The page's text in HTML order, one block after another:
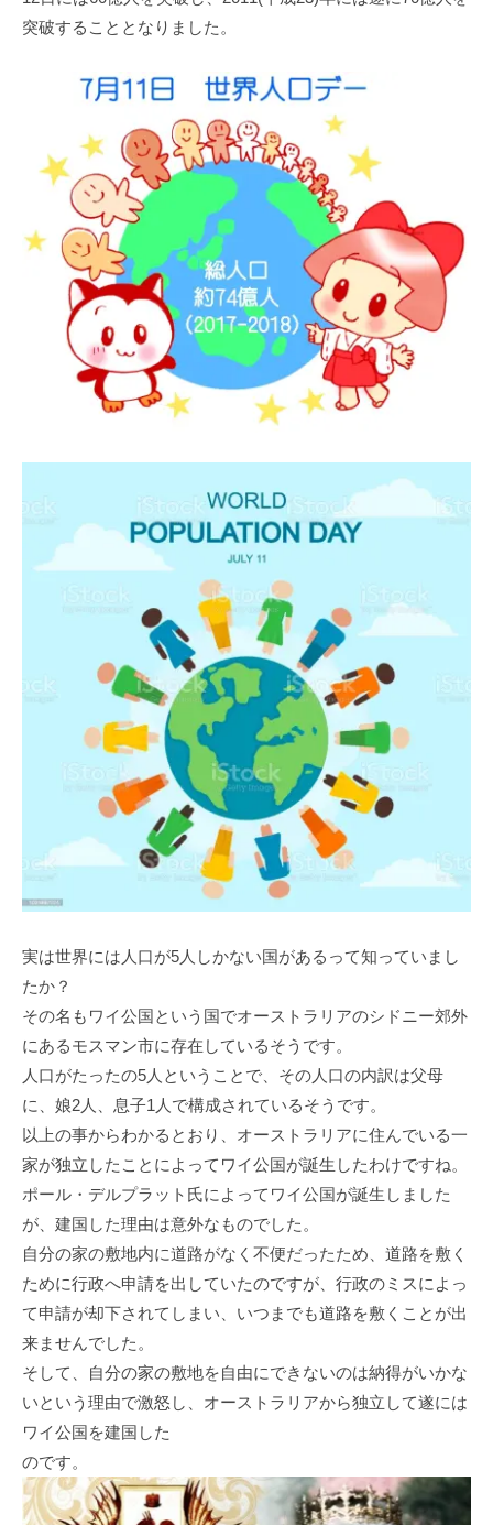
突破することとなりました。
実は世界には人口が5人しかない国があるって知っていまし
たか？
その名もワイ公国という国でオーストラリアのシドニー郊外
にあるモスマン市に存在しているそうです。
人口がたったの5人ということで、その人口の内訳は父母
に、娘2人、息子1人で構成されているそうです。
以上の事からわかるとおり、オーストラリアに住んでいる一
家が独立したことによってワイ公国が誕生したわけですね。
ポール・デルプラット氏によってワイ公国が誕生しました
が、建国した理由は意外なものでした。
自分の家の敷地内に道路がなく不便だったため、道路を敷く
ために行政へ申請を出していたのですが、行政のミスによっ
て申請が却下されてしまい、いつまでも道路を敷くことが出
来ませんでした。
そして、自分の家の敷地を自由にできないのは納得がいかな
いという理由で激怒し、オーストラリアから独立して遂には
ワイ公国を建国した
のです。